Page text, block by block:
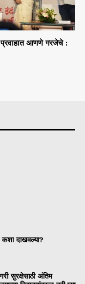
प्रवाहात आणणे गरजेचे :
दाखवल्या?
सुरक्षेसाठी अंतिम